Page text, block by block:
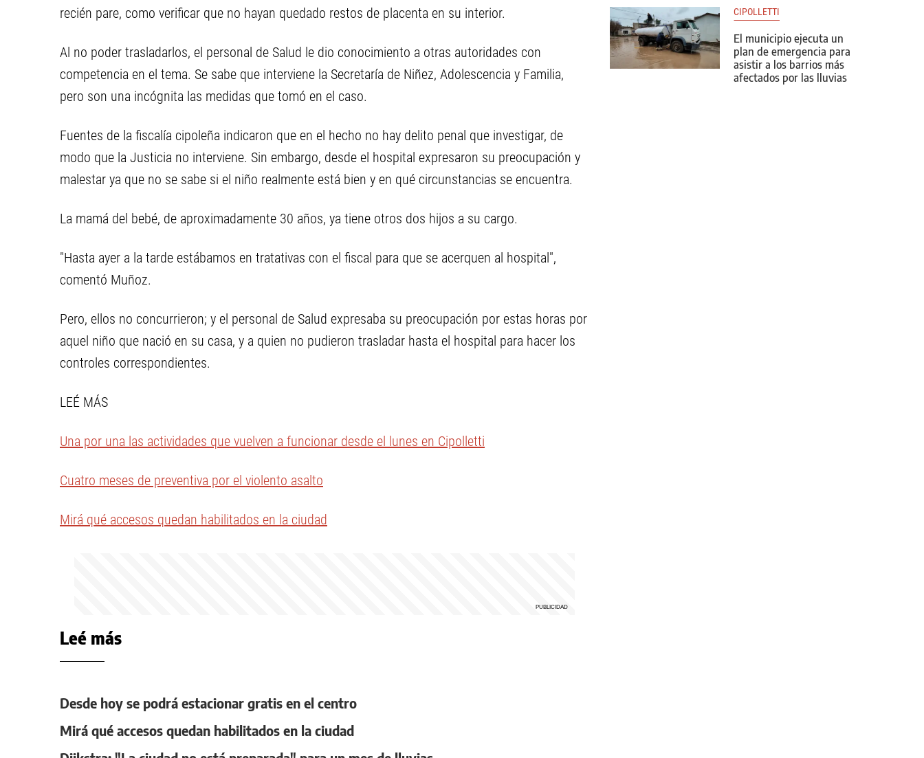
recién pare, como verificar que no hayan quedado restos de placenta en su interior.
Al no poder trasladarlos, el personal de Salud le dio conocimiento a otras autoridades con
competencia en el tema. Se sabe que interviene la Secretaría de Niñez, Adolescencia y Familia,
pero son una incógnita las medidas que tomó en el caso.
Fuentes de la fiscalía cipoleña indicaron que en el hecho no hay delito penal que investigar, de
modo que la Justicia no interviene. Sin embargo, desde el hospital expresaron su preocupación y
malestar ya que no se sabe si el niño realmente está bien y en qué circunstancias se encuentra.
La mamá del bebé, de aproximadamente 30 años, ya tiene otros dos hijos a su cargo.
"Hasta ayer a la tarde estábamos en tratativas con el fiscal para que se acerquen al hospital",
comentó Muñoz.
Pero, ellos no concurrieron; y el personal de Salud expresaba su preocupación por estas horas por
aquel niño que nació en su casa, y a quien no pudieron trasladar hasta el hospital para hacer los
controles correspondientes.
LEÉ MÁS
Una por una las actividades que vuelven a funcionar desde el lunes en Cipolletti
Cuatro meses de preventiva por el violento asalto
Mirá qué accesos quedan habilitados en la ciudad
Leé más
Desde hoy se podrá estacionar gratis en el centro
Mirá qué accesos quedan habilitados en la ciudad
CIPOLLETTI
El municipio ejecuta un
plan de emergencia para
asistir a los barrios más
afectados por las lluvias